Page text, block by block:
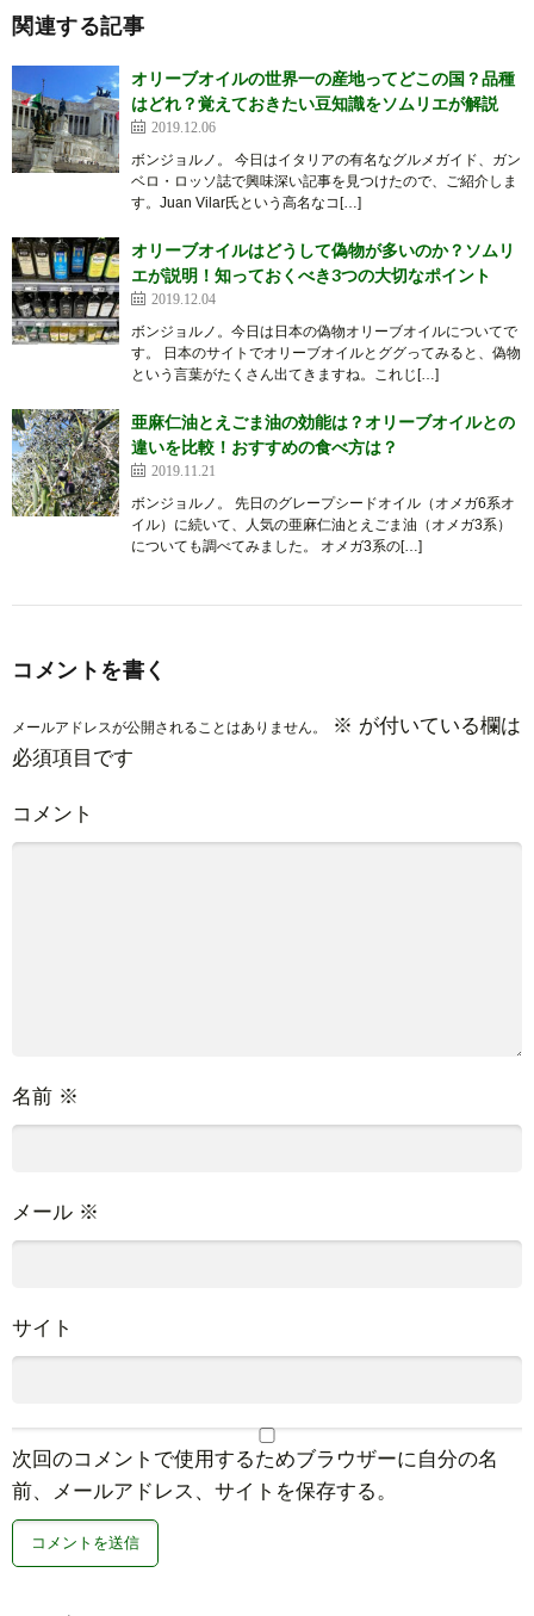
関連する記事
オリーブオイルの世界一の産地ってどこの国？品種
はどれ？覚えておきたい豆知識をソムリエが解説
2019.12.06
ボンジョルノ。 今日はイタリアの有名なグルメガイド、ガン
ベロ・ロッソ誌で興味深い記事を見つけたので、ご紹介しま
す。Juan Vilar氏という高名なコ[…]
オリーブオイルはどうして偽物が多いのか？ソムリ
エが説明！知っておくべき3つの大切なポイント
2019.12.04
ボンジョルノ。今日は日本の偽物オリーブオイルについてで
す。 日本のサイトでオリーブオイルとググってみると、偽物
という言葉がたくさん出てきますね。これじ[…]
亜麻仁油とえごま油の効能は？オリーブオイルとの
違いを比較！おすすめの食べ方は？
2019.11.21
ボンジョルノ。 先日のグレープシードオイル（オメガ6系オ
イル）に続いて、人気の亜麻仁油とえごま油（オメガ3系）
についても調べてみました。 オメガ3系の[…]
コメントを書く
メールアドレスが公開されることはありません。 ※ が付いている欄は
必須項目です
コメント
名前 ※
メール ※
サイト
次回のコメントで使用するためブラウザーに自分の名
前、メールアドレス、サイトを保存する。